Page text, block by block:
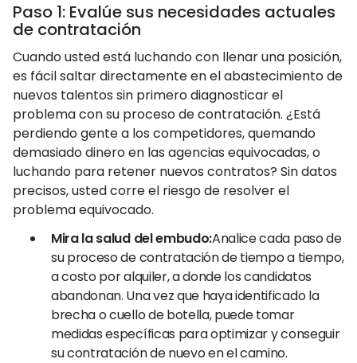
Paso 1: Evalúe sus necesidades actuales
de contratación
Cuando usted está luchando con llenar una posición,
es fácil saltar directamente en el abastecimiento de
nuevos talentos sin primero diagnosticar el
problema con su proceso de contratación. ¿Está
perdiendo gente a los competidores, quemando
demasiado dinero en las agencias equivocadas, o
luchando para retener nuevos contratos? Sin datos
precisos, usted corre el riesgo de resolver el
problema equivocado.
Mira la salud del embudo:Analice cada paso de
su proceso de contratación de tiempo a tiempo,
a costo por alquiler, a donde los candidatos
abandonan. Una vez que haya identificado la
brecha o cuello de botella, puede tomar
medidas específicas para optimizar y conseguir
su contratación de nuevo en el camino.